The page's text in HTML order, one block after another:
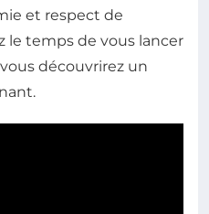
et respect de
le temps de vous lancer
découvrirez un